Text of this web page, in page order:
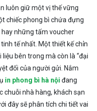
luôn giữ một vị thế vững
chiếc phong bì chứa đựng
hay những tấm voucher
tế nhất. Một thiết kế chỉn
bên trong mà còn là “đại
đối của người gửi. Nắm
in phong bì hà nội đang
chuỗi nhà hàng, khách sạn
đây sẽ phân tích chi tiết vai